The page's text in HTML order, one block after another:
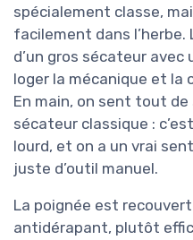
spécialement classe,
facilement dans
d’un gros sécateur avec
loger la mécanique et la
En main, on sent tout de
sécateur classique :
lourd, et on a un vrai
juste d’outil manuel.
La poignée est
antidérapant, plutôt